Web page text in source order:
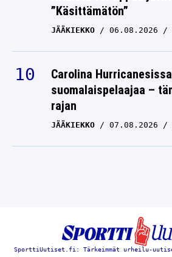
JÄÄKIEKKO 06.08.2026
Carolina
suomalaispelaajaa –
rajan
JÄÄKIEKKO
SporttiUutiset.fi: Tärkeimmät urheilu-